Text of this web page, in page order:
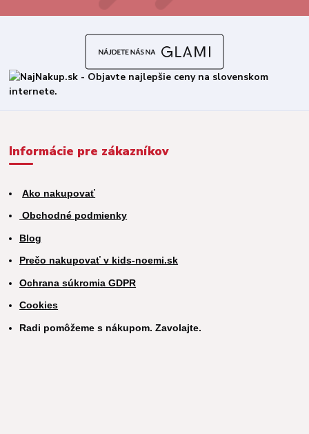
Informácie pre zákazníkov
Ako nakupovať
Obchodné podmienky
Blog
Prečo nakupovať v kids-noemi.sk
Ochrana súkromia GDPR
Cookies
Radi pomôžeme s nákupom. Zavolajte.